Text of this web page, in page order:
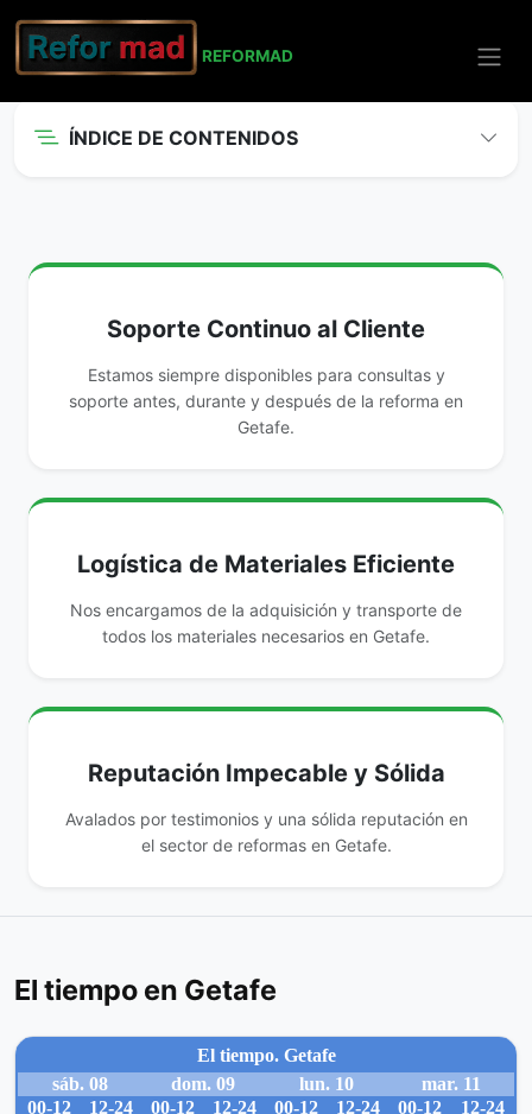
REFORMAD
Inicio Getafe Reformas Integrales
ÍNDICE DE CONTENIDOS
Soporte Continuo al Cliente
Estamos siempre disponibles para consultas y
soporte antes, durante y después de la reforma en
Getafe.
Logística de Materiales Eficiente
Nos encargamos de la adquisición y transporte de
todos los materiales necesarios en Getafe.
Reputación Impecable y Sólida
Avalados por testimonios y una sólida reputación en
el sector de reformas en Getafe.
El tiempo en Getafe